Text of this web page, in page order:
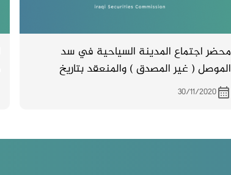
محضر اجتماع المدينة السياحية في سد
الموصل ( غير المصدق ) والمنعقد بتاريخ
15/11/2020
30/11/2020